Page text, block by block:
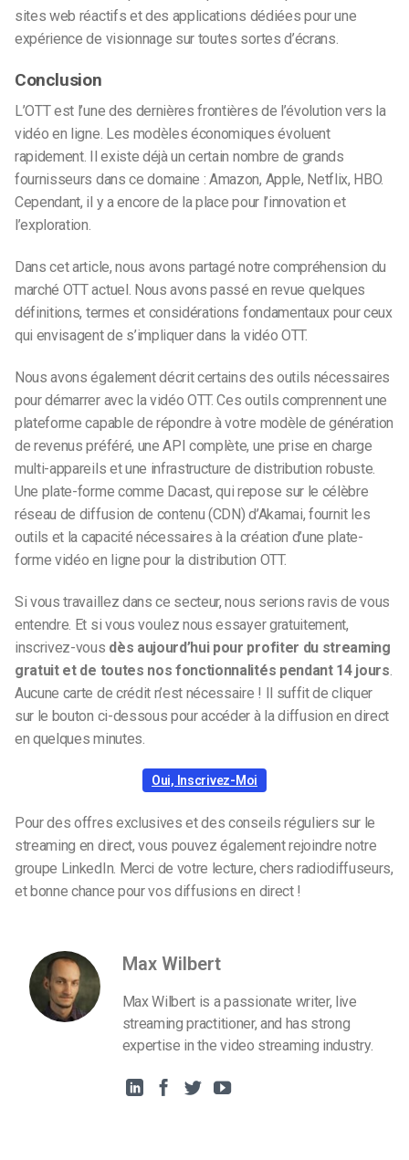
sites web réactifs et des applications dédiées pour une
expérience de visionnage sur toutes sortes d’écrans.
Conclusion
L’OTT est l’une des dernières frontières de l’évolution vers la
vidéo en ligne. Les modèles économiques évoluent
rapidement. Il existe déjà un certain nombre de grands
fournisseurs dans ce domaine : Amazon, Apple, Netflix, HBO.
Cependant, il y a encore de la place pour l’innovation et
l’exploration.
Dans cet article, nous avons partagé notre compréhension du
marché OTT actuel. Nous avons passé en revue quelques
définitions, termes et considérations fondamentaux pour ceux
qui envisagent de s’impliquer dans la vidéo OTT.
Nous avons également décrit certains des outils nécessaires
pour démarrer avec la vidéo OTT. Ces outils comprennent une
plateforme capable de répondre à votre modèle de génération
de revenus préféré, une API complète, une prise en charge
multi-appareils et une infrastructure de distribution robuste.
Une plate-forme comme Dacast, qui repose sur le célèbre
réseau de diffusion de contenu (CDN) d’Akamai, fournit les
outils et la capacité nécessaires à la création d’une plate-
forme vidéo en ligne pour la distribution OTT.
Si vous travaillez dans ce secteur, nous serions ravis de vous
entendre. Et si vous voulez nous essayer gratuitement,
inscrivez-vous dès aujourd’hui pour profiter du streaming
gratuit et de toutes nos fonctionnalités pendant 14 jours
Aucune carte de crédit n’est nécessaire ! Il suffit de cliquer
sur le bouton ci-dessous pour accéder à la diffusion en direct
en quelques minutes.
Oui, Inscrivez-Moi
Pour des offres exclusives et des conseils réguliers sur le
streaming en direct, vous pouvez également rejoindre notre
groupe LinkedIn. Merci de votre lecture, chers radiodiffuseurs,
et bonne chance pour vos diffusions en direct !
Max Wilbert
Max Wilbert is a passionate writer, live
streaming practitioner, and has strong
expertise in the video streaming industry.